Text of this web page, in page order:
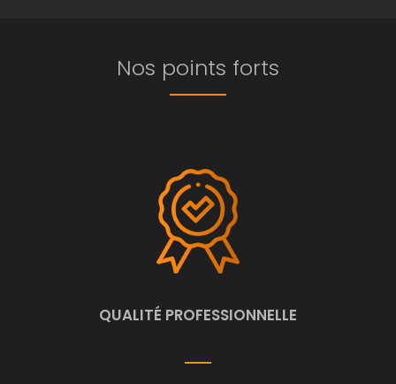
Nos points forts
QUALITÉ PROFESSIONNELLE